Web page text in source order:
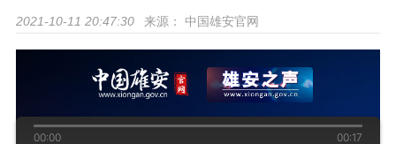
2021-10-11 20:47:30 来源： 中国雄安官网
00:00 00:17